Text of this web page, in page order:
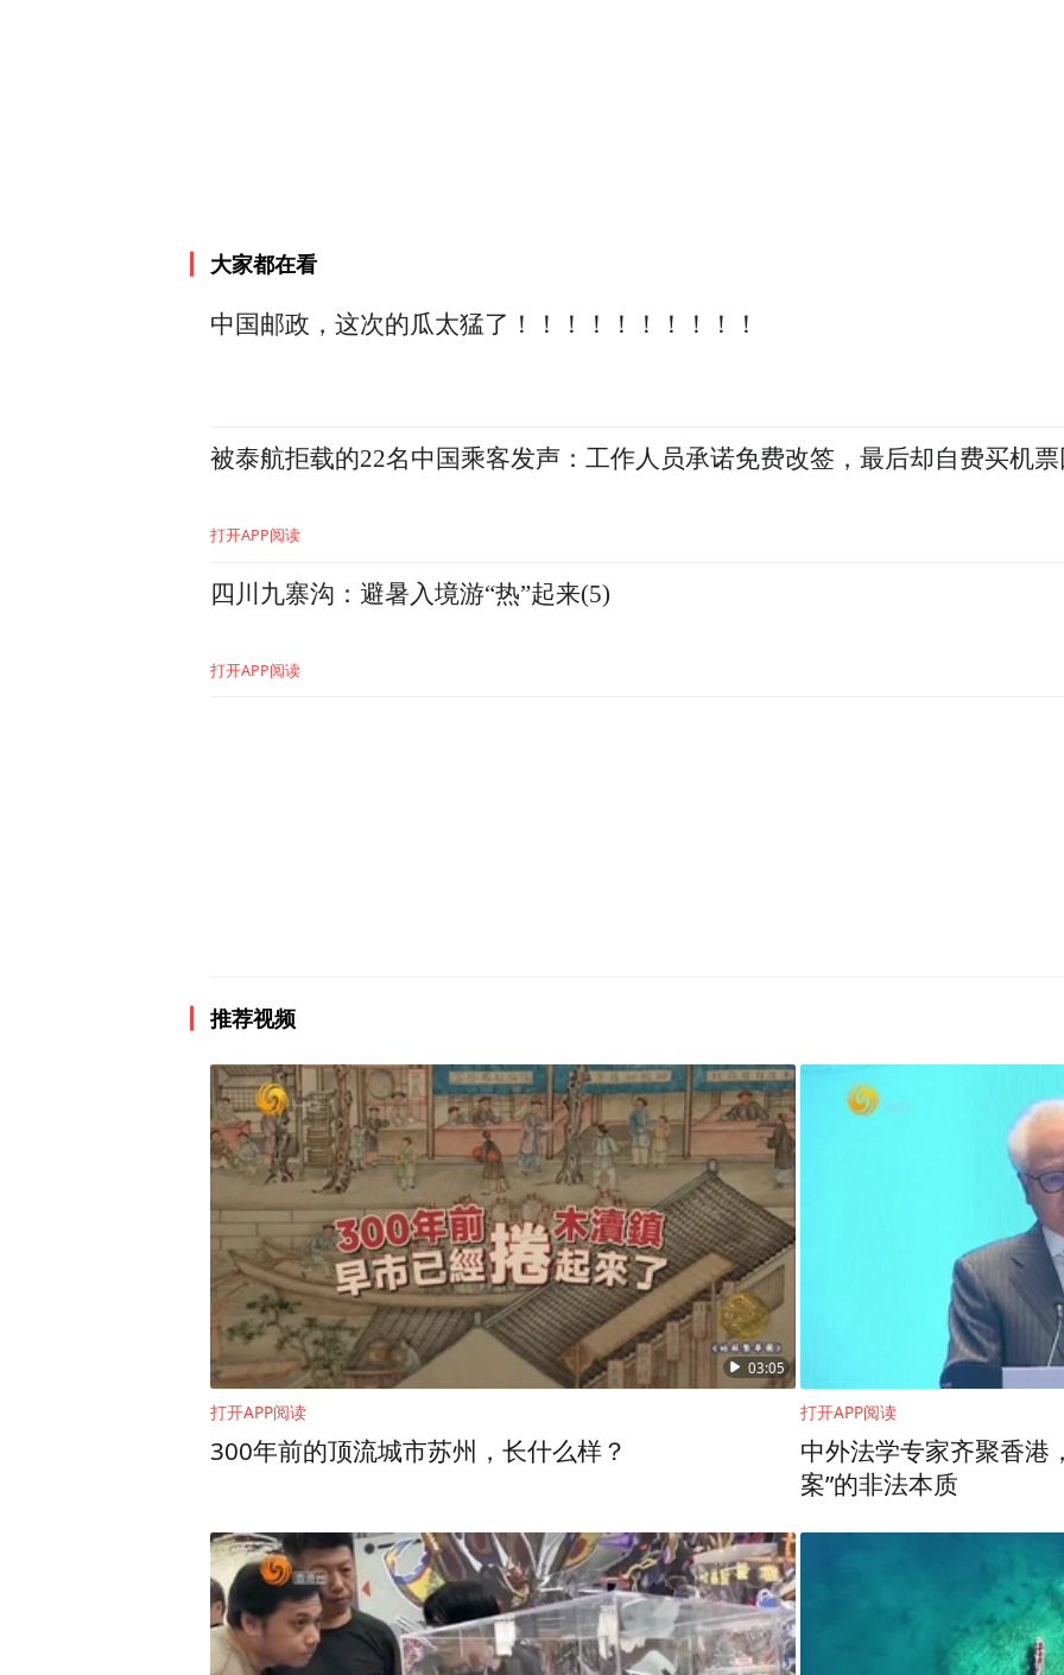
城市品牌是根植于城市的独特要素和历史文化积淀，是一座城市的无形资源
义。近年来，一些中国城市靠社交网络走红、出圈，带动了当地旅游业发展
城市品牌建设和传播应提高站位，立足国内市场，面向国际社会，讲好活泼
的国际竞争力。
大家都在看
中国邮政，这次的瓜太猛了！！！！！！！！！！
被泰航拒载的22名中国乘客发声：工作人员承诺免费改签，最后却自费买机
打开APP阅读
四川九寨沟：避暑入境游“热”起来(5)
打开APP阅读
推荐视频
03:05
打开APP阅读
300年前的顶流城市苏州，长什么样？
打开APP阅读
中外法学专家齐聚香港
案”的非法本质